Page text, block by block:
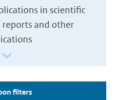
in scientific
reports and other
filters